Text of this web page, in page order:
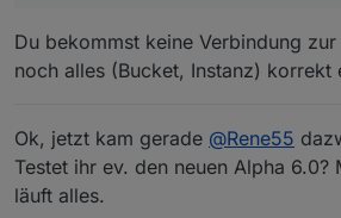
javascript.1
2024-06-01
javascript.1
2024-06-01
Du bekommst keine Verbindung
noch alles (Bucket, Instanz) korrekt
Ok, jetzt kam gerade @Rene55
Testet ihr ev. den neuen Alpha 6.0?
läuft alles.